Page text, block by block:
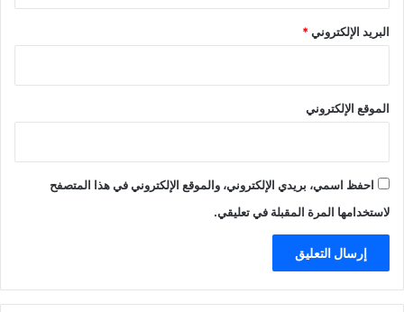
البريد الإلكتروني*
الموقع الإلكتروني
احفظ اسمي، بريدي الإلكتروني، والموقع الإلكتروني في هذا المتصفح
لاستخدامها المرة المقبلة في تعليقي.